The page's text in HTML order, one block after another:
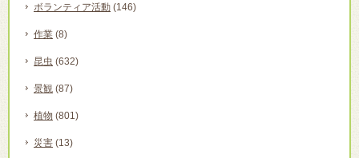
ボランティア活動 (146)
作業 (8)
昆虫 (632)
景観 (87)
植物 (801)
災害 (13)